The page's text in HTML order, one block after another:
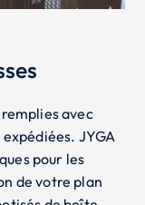
avec
JYGA
pour les
de votre plan